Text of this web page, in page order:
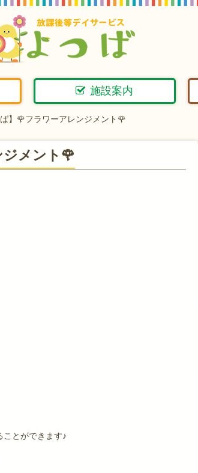
施設案内
ば】🌹フラワーアレンジメント🌹
ジメント🌹
ことができます♪